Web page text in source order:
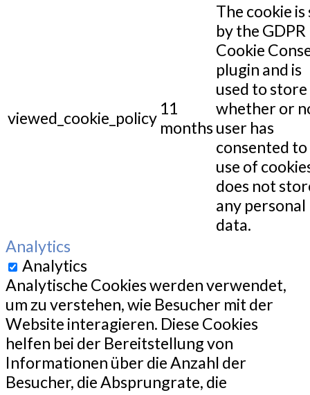
viewed_cookie_policy 11
months
The cookie is
by the GDPR
Cookie
plugin and is
used to store
whether or
user has
consented
use of
does not
any personal
data.
Analytics
Analytics
Analytische Cookies werden verwendet,
um zu verstehen, wie Besucher mit der
Website interagieren. Diese Cookies
helfen bei der Bereitstellung von
Informationen über die Anzahl der
Besucher, die Absprungrate, die